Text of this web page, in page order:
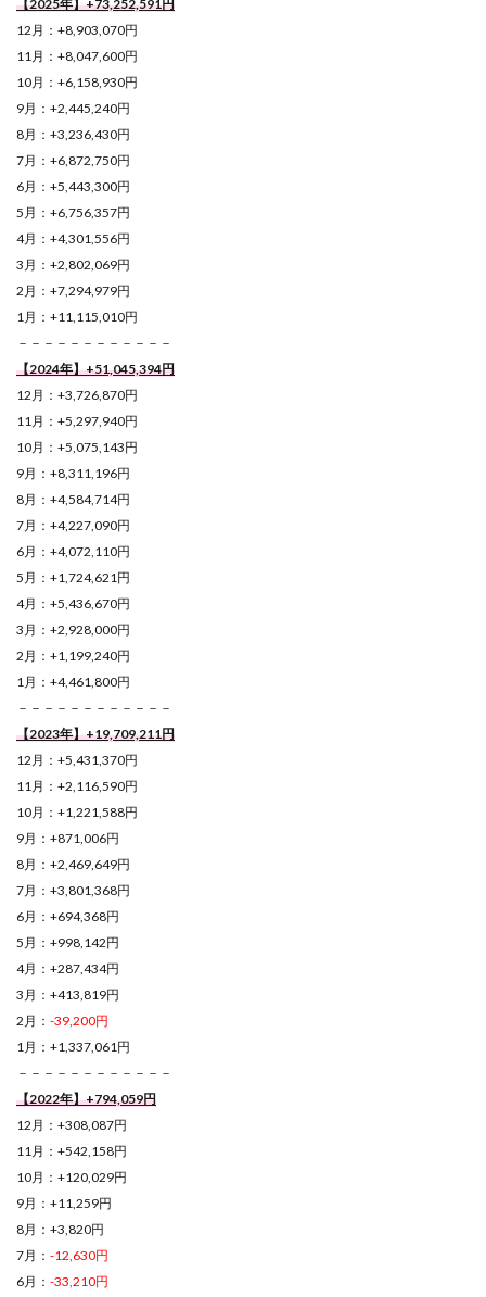
【2025年】+73,252,591円
12月：+8,903,070円
11月：+8,047,600円
10月：+6,158,930円
9月：+2,445,240円
8月：+3,236,430円
7月：+6,872,750円
6月：+5,443,300円
5月：+6,756,357円
4月：+4,301,556円
3月：+2,802,069円
2月：+7,294,979円
1月：+11,115,010円
－－－－－－－－－－－－
【2024年】+51,045,394円
12月：+3,726,870円
11月：+5,297,940円
10月：+5,075,143円
9月：+8,311,196円
8月：+4,584,714円
7月：+4,227,090円
6月：+4,072,110円
5月：+1,724,621円
4月：+5,436,670円
3月：+2,928,000円
2月：+1,199,240円
1月：+4,461,800円
－－－－－－－－－－－－
【2023年】+19,709,211円
12月：+5,431,370円
11月：+2,116,590円
10月：+1,221,588円
9月：+871,006円
8月：+2,469,649円
7月：+3,801,368円
6月：+694,368円
5月：+998,142円
4月：+287,434円
3月：+413,819円
2月： -39,200円
1月：+1,337,061円
－－－－－－－－－－－－
【2022年】+794,059円
12月：+308,087円
11月：+542,158円
10月：+120,029円
9月：+11,259円
8月：+3,820円
7月： -12,630円
6月： -33,210円